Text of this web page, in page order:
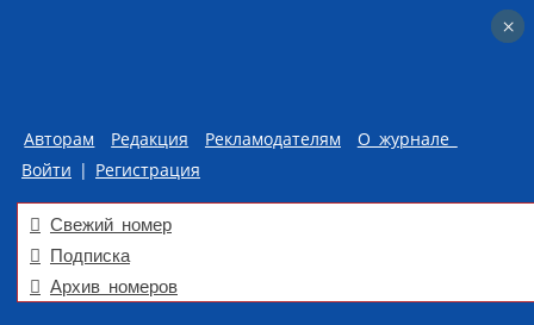
Авторам Редакция Рекламодателям
О журнале
Войти | Регистрация
Свежий номер
Подписка
Архив номеров
×
×